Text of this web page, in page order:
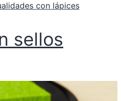
con lápices
sellos